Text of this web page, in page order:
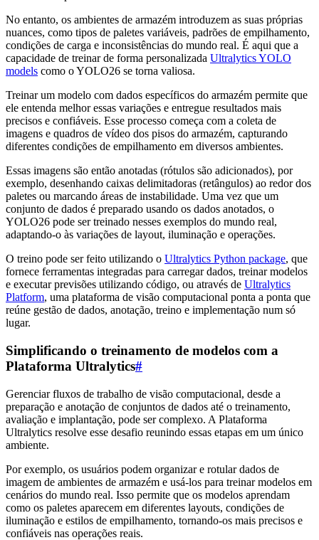
No entanto, os ambientes de armazém introduzem as suas próprias
nuances, como tipos de paletes variáveis, padrões de empilhamento,
condições de carga e inconsistências do mundo real. É aqui que a
capacidade de treinar de forma personalizada Ultralytics YOLO
models como o YOLO26 se torna valiosa.
Treinar um modelo com dados específicos do armazém permite que
ele entenda melhor essas variações e entregue resultados mais
precisos e confiáveis. Esse processo começa com a coleta de
imagens e quadros de vídeo dos pisos do armazém, capturando
diferentes condições de empilhamento em diversos ambientes.
Essas imagens são então anotadas (rótulos são adicionados), por
exemplo, desenhando caixas delimitadoras (retângulos) ao redor dos
paletes ou marcando áreas de instabilidade. Uma vez que um
conjunto de dados é preparado usando os dados anotados, o
YOLO26 pode ser treinado nesses exemplos do mundo real,
adaptando-o às variações de layout, iluminação e operações.
O treino pode ser feito utilizando o Ultralytics Python package, que
fornece ferramentas integradas para carregar dados, treinar modelos
e executar previsões utilizando código, ou através de Ultralytics
Platform, uma plataforma de visão computacional ponta a ponta que
reúne gestão de dados, anotação, treino e implementação num só
lugar.
Simplificando o treinamento de modelos com a
Plataforma Ultralytics#
Gerenciar fluxos de trabalho de visão computacional, desde a
preparação e anotação de conjuntos de dados até o treinamento,
avaliação e implantação, pode ser complexo. A Plataforma
Ultralytics resolve esse desafio reunindo essas etapas em um único
ambiente.
Por exemplo, os usuários podem organizar e rotular dados de
imagem de ambientes de armazém e usá-los para treinar modelos em
cenários do mundo real. Isso permite que os modelos aprendam
como os paletes aparecem em diferentes layouts, condições de
iluminação e estilos de empilhamento, tornando-os mais precisos e
confiáveis nas operações reais.